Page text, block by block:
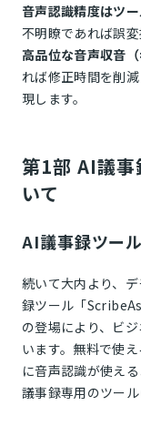
音声認識精度はツ
不明瞭であれば誤
高品位な音声収音
れば修正時間を削
現します。
第1部 AI議事
いて
AI議事録ツー
続いて大内より、
録ツール「
の登場により、ビ
います。無料で使
に音声認識が使え
議事録専用のツー